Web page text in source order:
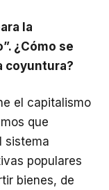
la
¿Cómo se
coyuntura?
el capitalismo
que
sistema
populares
bienes, de